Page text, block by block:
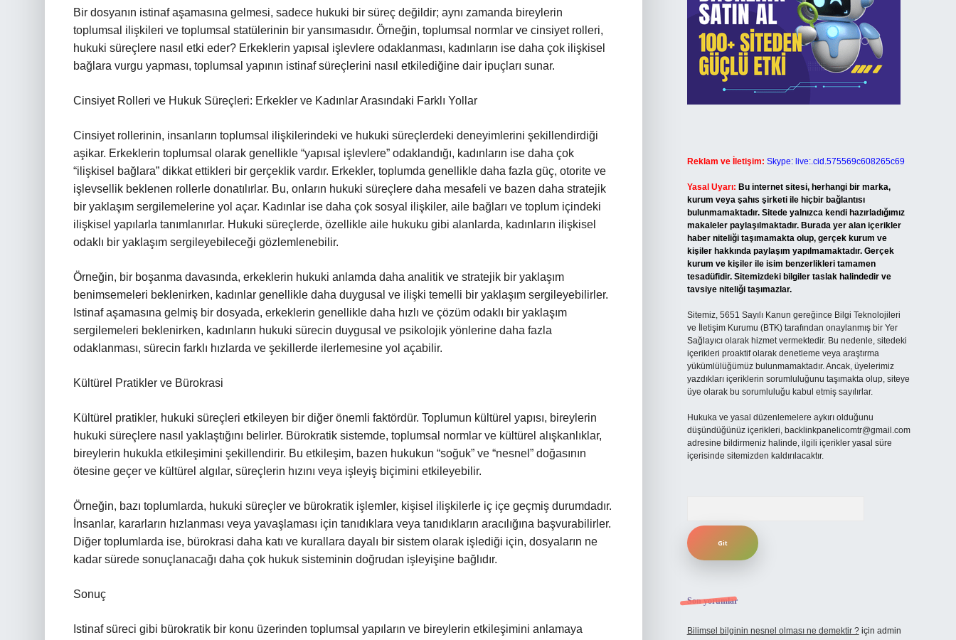
Bir dosyanın istinaf aşamasına gelmesi, sadece hukuki bir süreç değildir; aynı zamanda bireylerin
toplumsal ilişkileri ve toplumsal statülerinin bir yansımasıdır. Örneğin, toplumsal normlar ve cinsiyet rolleri,
hukuki süreçlere nasıl etki eder? Erkeklerin yapısal işlevlere odaklanması, kadınların ise daha çok ilişkisel
bağlara vurgu yapması, toplumsal yapının istinaf süreçlerini nasıl etkilediğine dair ipuçları sunar.
Cinsiyet Rolleri ve Hukuk Süreçleri: Erkekler ve Kadınlar Arasındaki Farklı Yollar
Cinsiyet rollerinin, insanların toplumsal ilişkilerindeki ve hukuki süreçlerdeki deneyimlerini şekillendirdiği
aşikar. Erkeklerin toplumsal olarak genellikle “yapısal işlevlere” odaklandığı, kadınların ise daha çok
“ilişkisel bağlara” dikkat ettikleri bir gerçeklik vardır. Erkekler, toplumda genellikle daha fazla güç, otorite ve
işlevsellik beklenen rollerle donatılırlar. Bu, onların hukuki süreçlere daha mesafeli ve bazen daha stratejik
bir yaklaşım sergilemelerine yol açar. Kadınlar ise daha çok sosyal ilişkiler, aile bağları ve toplum içindeki
ilişkisel yapılarla tanımlanırlar. Hukuki süreçlerde, özellikle aile hukuku gibi alanlarda, kadınların ilişkisel
odaklı bir yaklaşım sergileyebileceği gözlemlenebilir.
Örneğin, bir boşanma davasında, erkeklerin hukuki anlamda daha analitik ve stratejik bir yaklaşım
benimsemeleri beklenirken, kadınlar genellikle daha duygusal ve ilişki temelli bir yaklaşım sergileyebilirler.
Istinaf aşamasına gelmiş bir dosyada, erkeklerin genellikle daha hızlı ve çözüm odaklı bir yaklaşım
sergilemeleri beklenirken, kadınların hukuki sürecin duygusal ve psikolojik yönlerine daha fazla
odaklanması, sürecin farklı hızlarda ve şekillerde ilerlemesine yol açabilir.
Kültürel Pratikler ve Bürokrasi
Kültürel pratikler, hukuki süreçleri etkileyen bir diğer önemli faktördür. Toplumun kültürel yapısı, bireylerin
hukuki süreçlere nasıl yaklaştığını belirler. Bürokratik sistemde, toplumsal normlar ve kültürel alışkanlıklar,
bireylerin hukukla etkileşimini şekillendirir. Bu etkileşim, bazen hukukun “soğuk” ve “nesnel” doğasının
ötesine geçer ve kültürel algılar, süreçlerin hızını veya işleyiş biçimini etkileyebilir.
Örneğin, bazı toplumlarda, hukuki süreçler ve bürokratik işlemler, kişisel ilişkilerle iç içe geçmiş durumdadır.
İnsanlar, kararların hızlanması veya yavaşlaması için tanıdıklara veya tanıdıkların aracılığına başvurabilirler.
Diğer toplumlarda ise, bürokrasi daha katı ve kurallara dayalı bir sistem olarak işlediği için, dosyaların ne
kadar sürede sonuçlanacağı daha çok hukuk sisteminin doğrudan işleyişine bağlıdır.
Sonuç
Istinaf süreci gibi bürokratik bir konu üzerinden toplumsal yapıların ve bireylerin etkileşimini anlamaya
Reklam ve İletişim: Skype: live:.cid.575569c608265c69
Yasal Uyarı: Bu internet sitesi, herhangi bir marka,
kurum veya şahıs şirketi ile hiçbir bağlantısı
bulunmamaktadır. Sitede yalnızca kendi hazırladığımız
makaleler paylaşılmaktadır. Burada yer alan içerikler
haber niteliği taşımamakta olup, gerçek kurum ve
kişiler hakkında paylaşım yapılmamaktadır. Gerçek
kurum ve kişiler ile isim benzerlikleri tamamen
tesadüfidir. Sitemizdeki bilgiler taslak halindedir ve
tavsiye niteliği taşımazlar.
Sitemiz, 5651 Sayılı Kanun gereğince Bilgi Teknolojileri
ve İletişim Kurumu (BTK) tarafından onaylanmış bir Yer
Sağlayıcı olarak hizmet vermektedir. Bu nedenle, sitedeki
içerikleri proaktif olarak denetleme veya araştırma
yükümlülüğümüz bulunmamaktadır. Ancak, üyelerimiz
yazdıkları içeriklerin sorumluluğunu taşımakta olup, siteye
üye olarak bu sorumluluğu kabul etmiş sayılırlar.
Hukuka ve yasal düzenlemelere aykırı olduğunu
düşündüğünüz içerikleri, backlinkpanelicomtr@gmail.com
adresine bildirmeniz halinde, ilgili içerikler yasal süre
içerisinde sitemizden kaldırılacaktır.
Son yorumlar
Bilimsel bilginin nesnel olması ne demektir ?için admin